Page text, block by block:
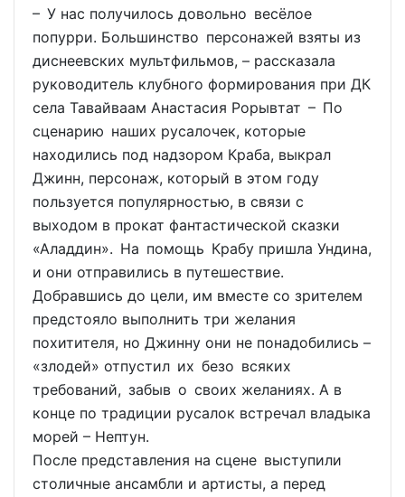
– У нас получилось довольно весёлое
попурри. Большинство персонажей взяты из
диснеевских мультфильмов, – рассказала
руководитель клубного формирования при ДК
села Тавайваам Анастасия Рорывтат – По
сценарию наших русалочек, которые
находились под надзором Краба, выкрал
Джинн, персонаж, который в этом году
пользуется популярностью, в связи с
выходом в прокат фантастической сказки
«Аладдин». На помощь Крабу пришла Ундина,
и они отправились в путешествие.
Добравшись до цели, им вместе со зрителем
предстояло выполнить три желания
похитителя, но Джинну они не понадобились –
«злодей» отпустил их безо всяких
требований, забыв о своих желаниях. А в
конце по традиции русалок встречал владыка
морей – Нептун.
После представления на сцене выступили
столичные ансамбли и артисты, а перед